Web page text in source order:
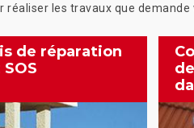
réaliser les travaux que demande
de réparation